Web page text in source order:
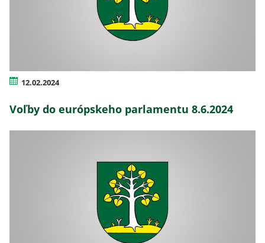
12.02.2024
Voľby do európskeho parlamentu 8.6.2024